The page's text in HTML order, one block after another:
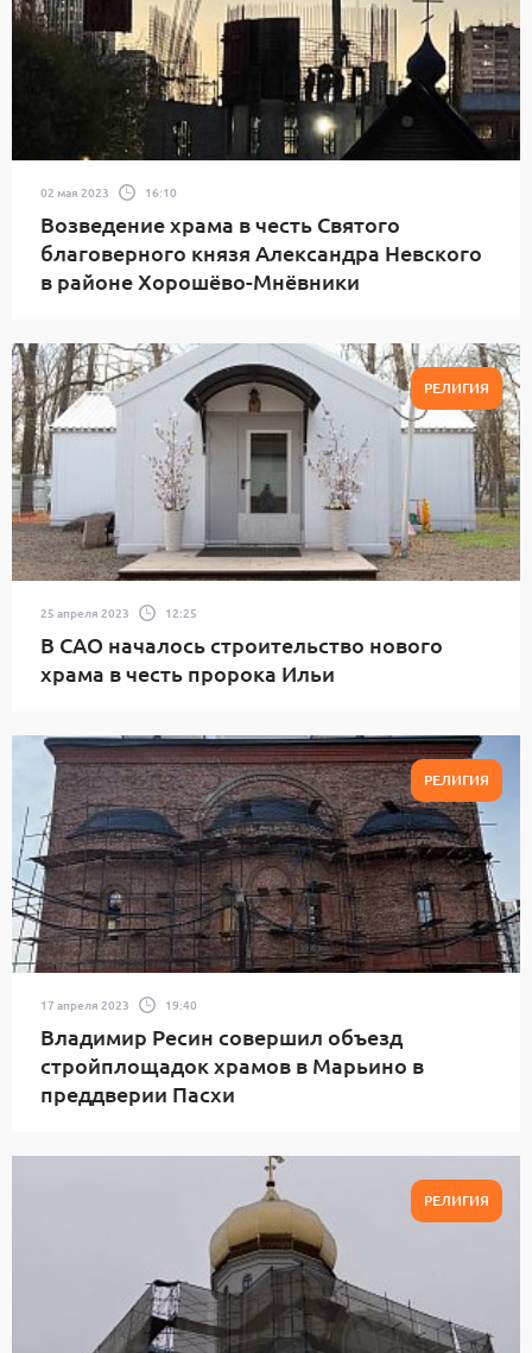
02 мая 2023 16:10
Возведение храма в честь Святого
благоверного князя Александра Невского
в районе Хорошёво-Мнёвники
РЕЛИГИЯ
25 апреля 2023 12:25
В САО началось строительство нового
храма в честь пророка Ильи
РЕЛИГИЯ
17 апреля 2023 19:40
Владимир Ресин совершил объезд
стройплощадок храмов в Марьино в
преддверии Пасхи
РЕЛИГИЯ